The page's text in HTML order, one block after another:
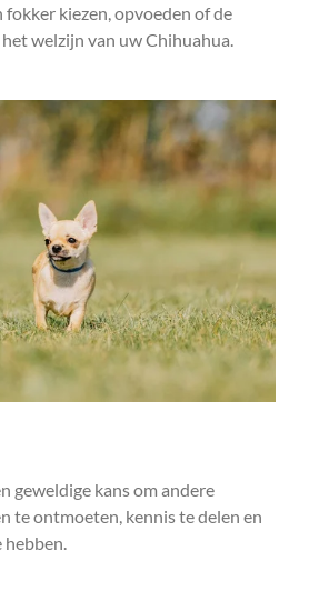
fokker kiezen, opvoeden of de
welzijn van uw Chihuahua.
geweldige kans om andere
te ontmoeten, kennis te delen en
hebben.